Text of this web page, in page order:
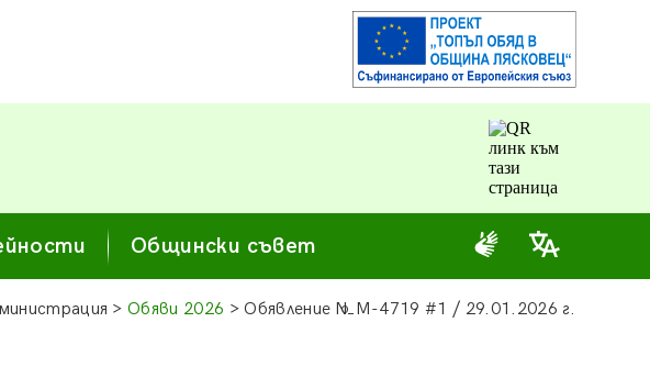
Общински съвет
>Обяви 2026 > Обявление №М-4719 #1 / 29.01.2026 г.